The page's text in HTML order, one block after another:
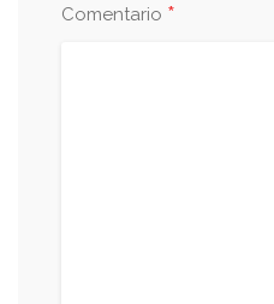
Comentario *